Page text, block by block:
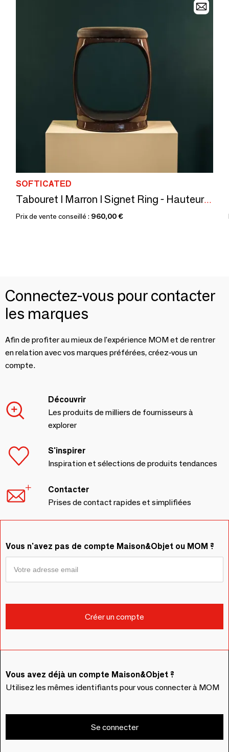
SOFTICATED
Tabouret I Marron I Signet Ring - Hauteur 47cm
Prix de vente conseillé : 960,00 €
Connectez-vous pour contacter
les marques
Afin de profiter au mieux de l'expérience MOM et de rentrer
en relation avec vos marques préférées, créez-vous un
compte.
Découvrir
Les produits de milliers de fournisseurs à
explorer
S'inspirer
Inspiration et sélections de produits tendances
Contacter
Prises de contact rapides et simplifiées
Vous n'avez pas de compte Maison&Objet ou MOM ?
Vous avez déjà un compte Maison&Objet ?
Utilisez les mêmes identifiants pour vous connecter à MOM
Se connecter